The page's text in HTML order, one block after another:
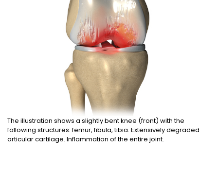
The illustration shows a slightly bent knee (front) with the
following structures: femur, fibula, tibia. Extensively degraded
articular cartilage. Inflammation of the entire joint.